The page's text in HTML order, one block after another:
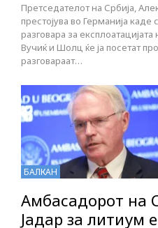
Претседателот на Србија,
престојува во Германија
разговара за
Вучиќ и Шолц ќе ја посетат
разговараат…
БАЛКАН
Амбасадорот на
Јадар за литиум